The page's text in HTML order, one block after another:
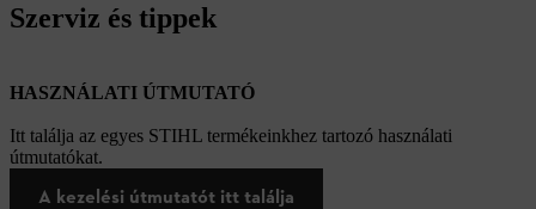
Szerviz és tippek
HASZNÁLATI ÚTMUTATÓ
Itt találja az egyes STIHL termékeinkhez tartozó használati
útmutatókat.
A kezelési útmutatót itt találja